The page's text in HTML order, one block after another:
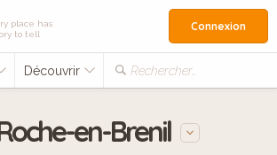
place has
to tell
Découvrir Rechercher…
Connexion
en-Brenil